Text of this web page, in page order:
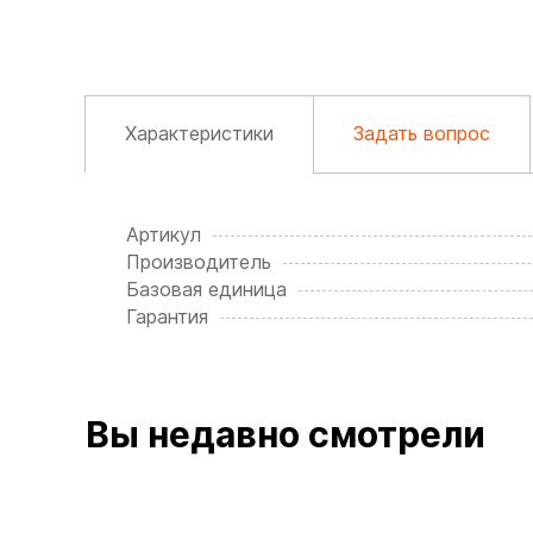
Характеристики Задать вопрос
Артикул
Производитель
Базовая единица
Гарантия
Вы недавно смотрели